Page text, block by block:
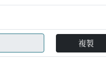
複製